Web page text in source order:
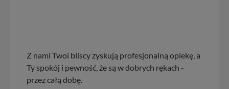
Z nami Twoi bliscy zyskują profesjonalną opiekę, a
Ty spokój i pewność, że są w dobrych rękach -
przez całą dobę.